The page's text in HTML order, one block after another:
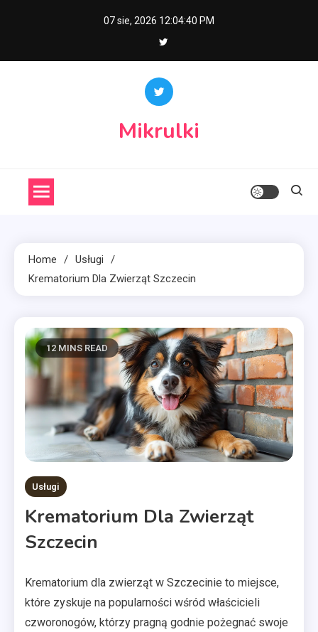
07 sie, 2026 12:04:41 PM
Mikrulki
Home
Usługi
Krematorium Dla Zwierząt Szczecin
12 MINS READ
Usługi
Krematorium Dla Zwierząt
Szczecin
Krematorium dla zwierząt w Szczecinie to miejsce,
które zyskuje na popularności wśród właścicieli
czworonogów, którzy pragną godnie pożegnać swoje